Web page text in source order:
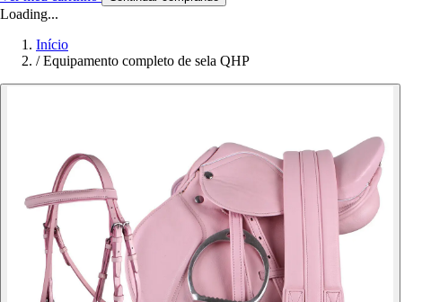
Loading...
Início
/ Equipamento completo de sela QHP